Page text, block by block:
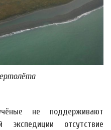
не поддерживают
отсутствие